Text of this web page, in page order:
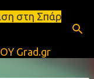
Grad.gr